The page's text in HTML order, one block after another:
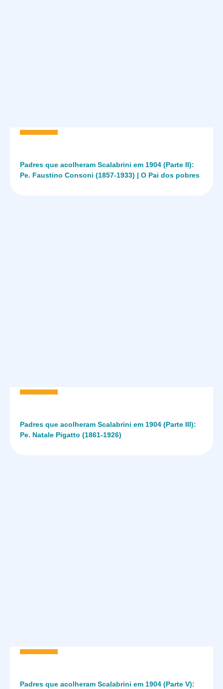
Padres que acolheram Scalabrini em 1904 (Parte II):
Pe. Faustino Consoni (1857-1933) | O Pai dos pobres
Padres que acolheram Scalabrini em 1904 (Parte III):
Pe. Natale Pigatto (1861-1926)
Padres que acolheram Scalabrini em 1904 (Parte V):